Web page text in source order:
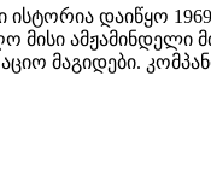
დაიწყო
მისი
მაგიდები.